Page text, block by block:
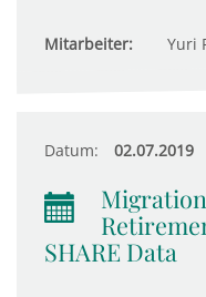
Mitarbeiter: Yuri
Datum: 02.07.2019
SHARE Data